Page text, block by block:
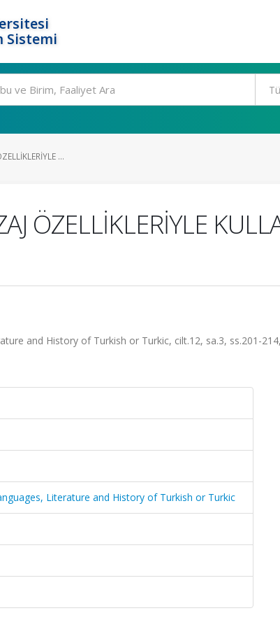
Sistemi
...
ÖZELLİKLERİYLE
and History of Turkish or Turkic, cilt.12, sa.3, ss.201-214,
Literature and History of Turkish or Turkic